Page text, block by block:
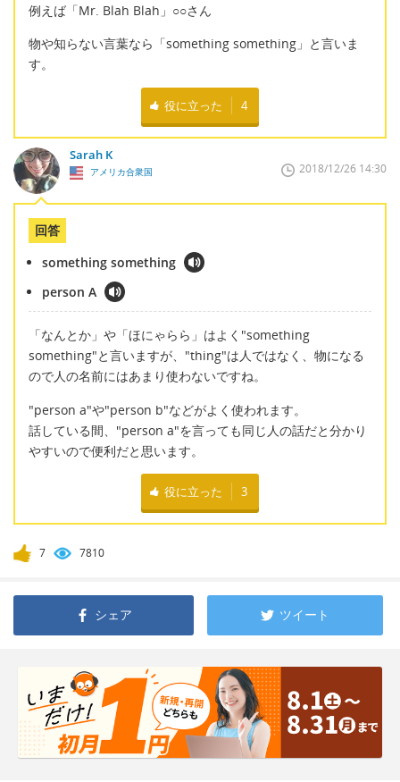
例えば「Mr. Blah Blah」○○さん
物や知らない言葉なら「something something」と言いま
す。
役に立った 4
Sarah K
アメリカ合衆国 2018/12/26 14:30
回答
something something
person A
「なんとか」や「ほにゃらら」はよく"something
something"と言いますが、"thing"は人ではなく、物になる
ので人の名前にはあまり使わないですね。
"person a"や"person b"などがよく使われます。
話している間、"person a"を言っても同じ人の話だと分かり
やすいので便利だと思います。
役に立った 3
7 7810
シェア ツイート